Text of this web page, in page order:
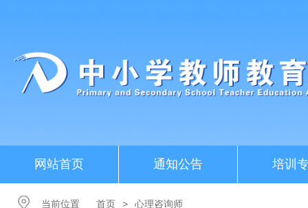
网站首页 通知公告 培训
当前位置 首页 > 心理咨询师